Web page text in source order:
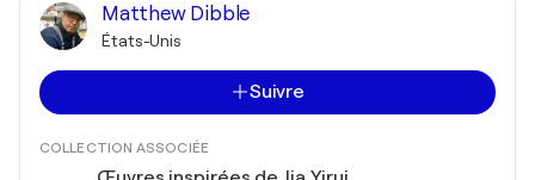
Matthew Dibble
États-Unis
Suivre
COLLECTION ASSOCIÉE